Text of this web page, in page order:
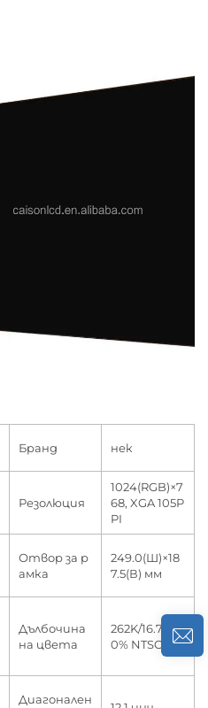
Бранд нек
Резолюция
1024(RGB)×7
68, XGA 105P
PI
Отвор за р
амка
249.0(Ш)×18
7.5(В) мм
Дълбочина
на цвета
262K/16.7M 4
0% NTSC
Диагонален